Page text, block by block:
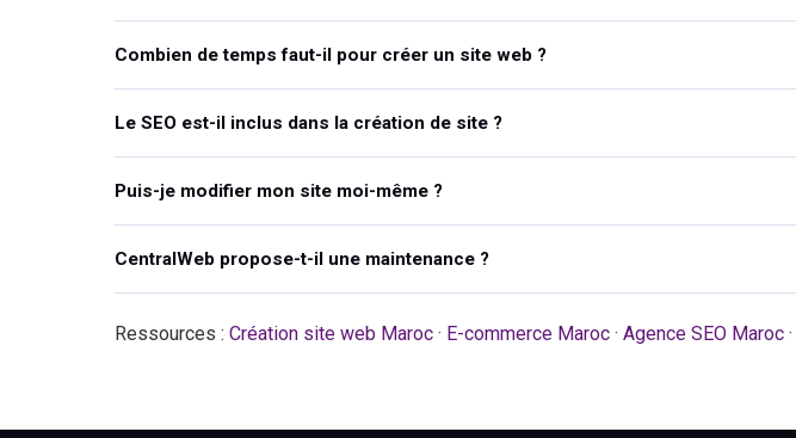
Combien de temps faut-il pour créer un site web ?
Le SEO est-il inclus dans la création de site ?
Puis-je modifier mon site moi-même ?
CentralWeb propose-t-il une maintenance ?
Ressources : Création site web Maroc · E-commerce Maroc · Agence SEO Maroc ·